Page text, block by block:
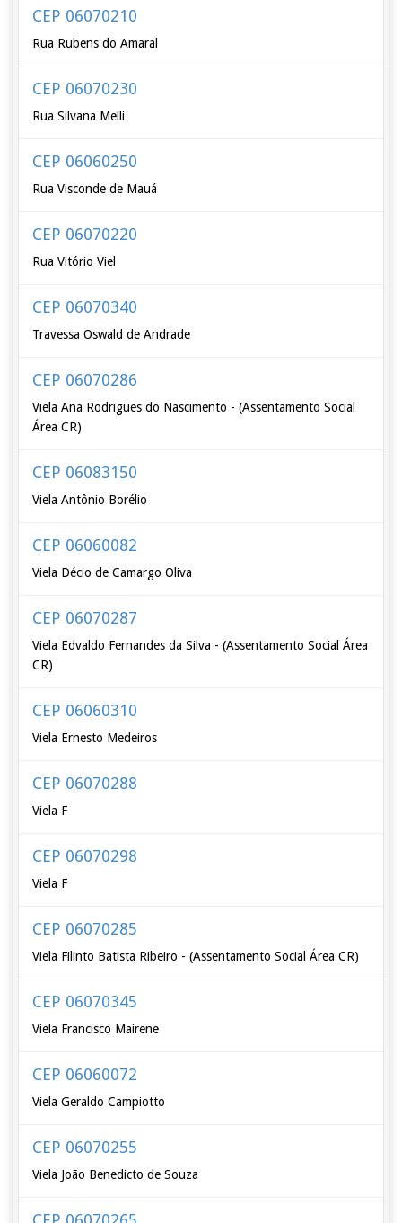
CEP 06070210
Rua Rubens do Amaral
CEP 06070230
Rua Silvana Melli
CEP 06060250
Rua Visconde de Mauá
CEP 06070220
Rua Vitório Viel
CEP 06070340
Travessa Oswald de Andrade
CEP 06070286
Viela Ana Rodrigues do Nascimento - (Assentamento Social
Área CR)
CEP 06083150
Viela Antônio Borélio
CEP 06060082
Viela Décio de Camargo Oliva
CEP 06070287
Viela Edvaldo Fernandes da Silva - (Assentamento Social Área
CR)
CEP 06060310
Viela Ernesto Medeiros
CEP 06070288
Viela F
CEP 06070298
Viela F
CEP 06070285
Viela Filinto Batista Ribeiro - (Assentamento Social Área CR)
CEP 06070345
Viela Francisco Mairene
CEP 06060072
Viela Geraldo Campiotto
CEP 06070255
Viela João Benedicto de Souza